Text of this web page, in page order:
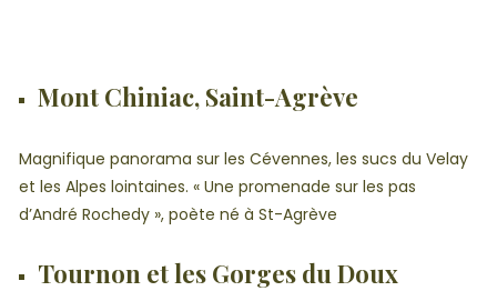
Mont Chiniac, Saint-Agrève
Magnifique panorama sur les Cévennes, les sucs du Velay
et les Alpes lointaines. « Une promenade sur les pas
d’André Rochedy », poète né à St-Agrève
Tournon et les Gorges du Doux